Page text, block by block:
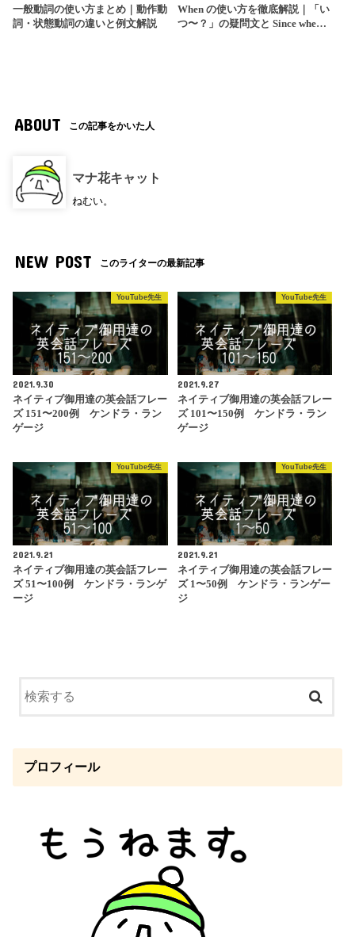
一般動詞の使い方まとめ｜動作動
詞・状態動詞の違いと例文解説
When の使い方を徹底解説｜「い
つ〜？」の疑問文と Since whe…
ABOUT この記事をかいた人
マナ花キャット
ねむい。
NEW POST このライターの最新記事
YouTube先生
2021.9.30
ネイティブ御用達の英会話フレー
ズ 151〜200例 ケンドラ・ラン
ゲージ
YouTube先生
2021.9.27
ネイティブ御用達の英会話フレー
ズ 101〜150例 ケンドラ・ラン
ゲージ
YouTube先生
2021.9.21
ネイティブ御用達の英会話フレー
ズ 51〜100例 ケンドラ・ランゲ
ージ
YouTube先生
2021.9.21
ネイティブ御用達の英会話フレー
ズ 1〜50例 ケンドラ・ランゲー
ジ
プロフィール